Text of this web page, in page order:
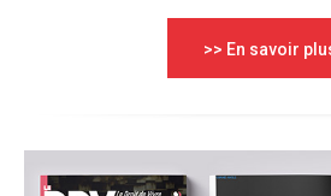
>> En savoir